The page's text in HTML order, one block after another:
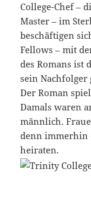
College-Chef –
Master – im
beschäftigen
Fellows – mit
des Romans ist
sein Nachfolger
Der Roman
Damals waren
männlich.
denn immerhin
heiraten.